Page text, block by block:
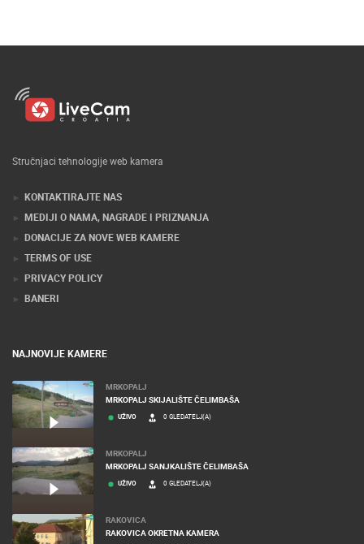
Stručnjaci tehnologije web kamera
KONTAKTIRAJTE NAS
MEDIJI O NAMA, NAGRADE I PRIZNANJA
DONACIJE ZA NOVE WEB KAMERE
TERMS OF USE
PRIVACY POLICY
BANERI
NAJNOVIJE KAMERE
MRKOPALJ
MRKOPALJ SKIJALIŠTE ČELIMBAŠA
UŽIVO 0 GLEDATELJ(A)
MRKOPALJ
MRKOPALJ SANJKALIŠTE ČELIMBAŠA
UŽIVO 0 GLEDATELJ(A)
RAKOVICA
RAKOVICA OKRETNA KAMERA